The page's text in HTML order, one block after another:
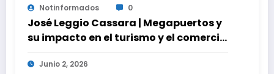
Notinformados 0
José Leggio Cassara | Megapuertos y
su impacto en el turismo y el comercio
global
Junio 2, 2026